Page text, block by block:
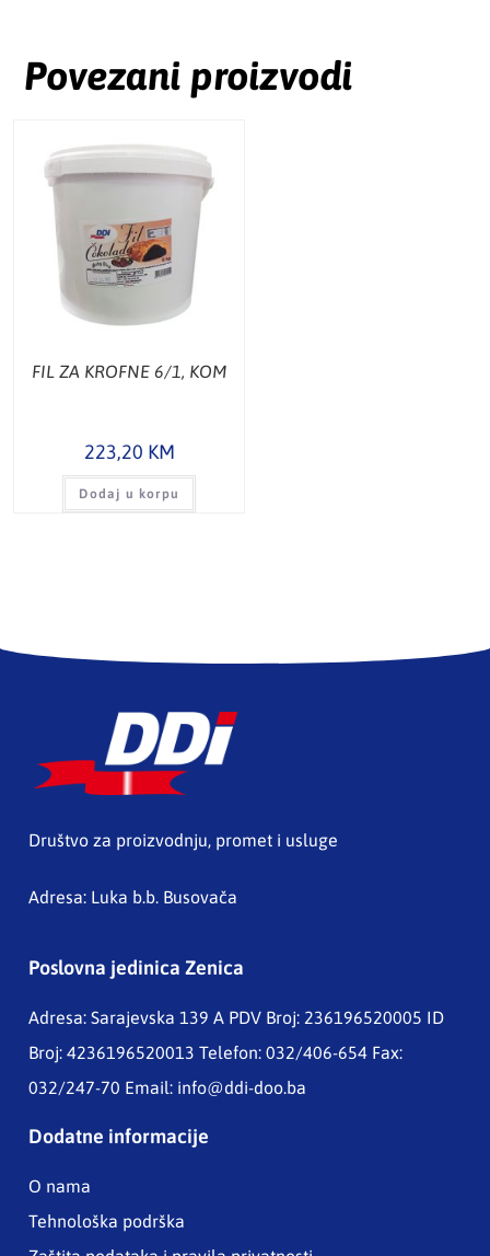
Povezani proizvodi
FIL ZA KROFNE 6/1, KOM
223,20 KM
Dodaj u korpu
Društvo za proizvodnju, promet i usluge
Adresa: Luka b.b. Busovača
Poslovna jedinica Zenica
Adresa: Sarajevska 139 A PDV Broj: 236196520005 ID
Broj: 4236196520013 Telefon: 032/406-654 Fax:
032/247-70 Email: info@ddi-doo.ba
Dodatne informacije
O nama
Tehnološka podrška